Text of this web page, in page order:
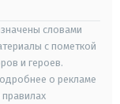
словами
с пометкой
и героев.
о рекламе